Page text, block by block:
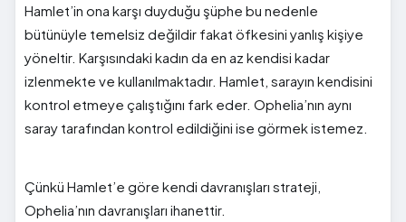
Hamlet’in ona karşı duyduğu şüphe bu nedenle
bütünüyle temelsiz değildir fakat öfkesini yanlış kişiye
yöneltir. Karşısındaki kadın da en az kendisi kadar
izlenmekte ve kullanılmaktadır. Hamlet, sarayın kendisini
kontrol etmeye çalıştığını fark eder. Ophelia’nın aynı
saray tarafından kontrol edildiğini ise görmek istemez.
Çünkü Hamlet’e göre kendi davranışları strateji,
Ophelia’nın davranışları ihanettir.